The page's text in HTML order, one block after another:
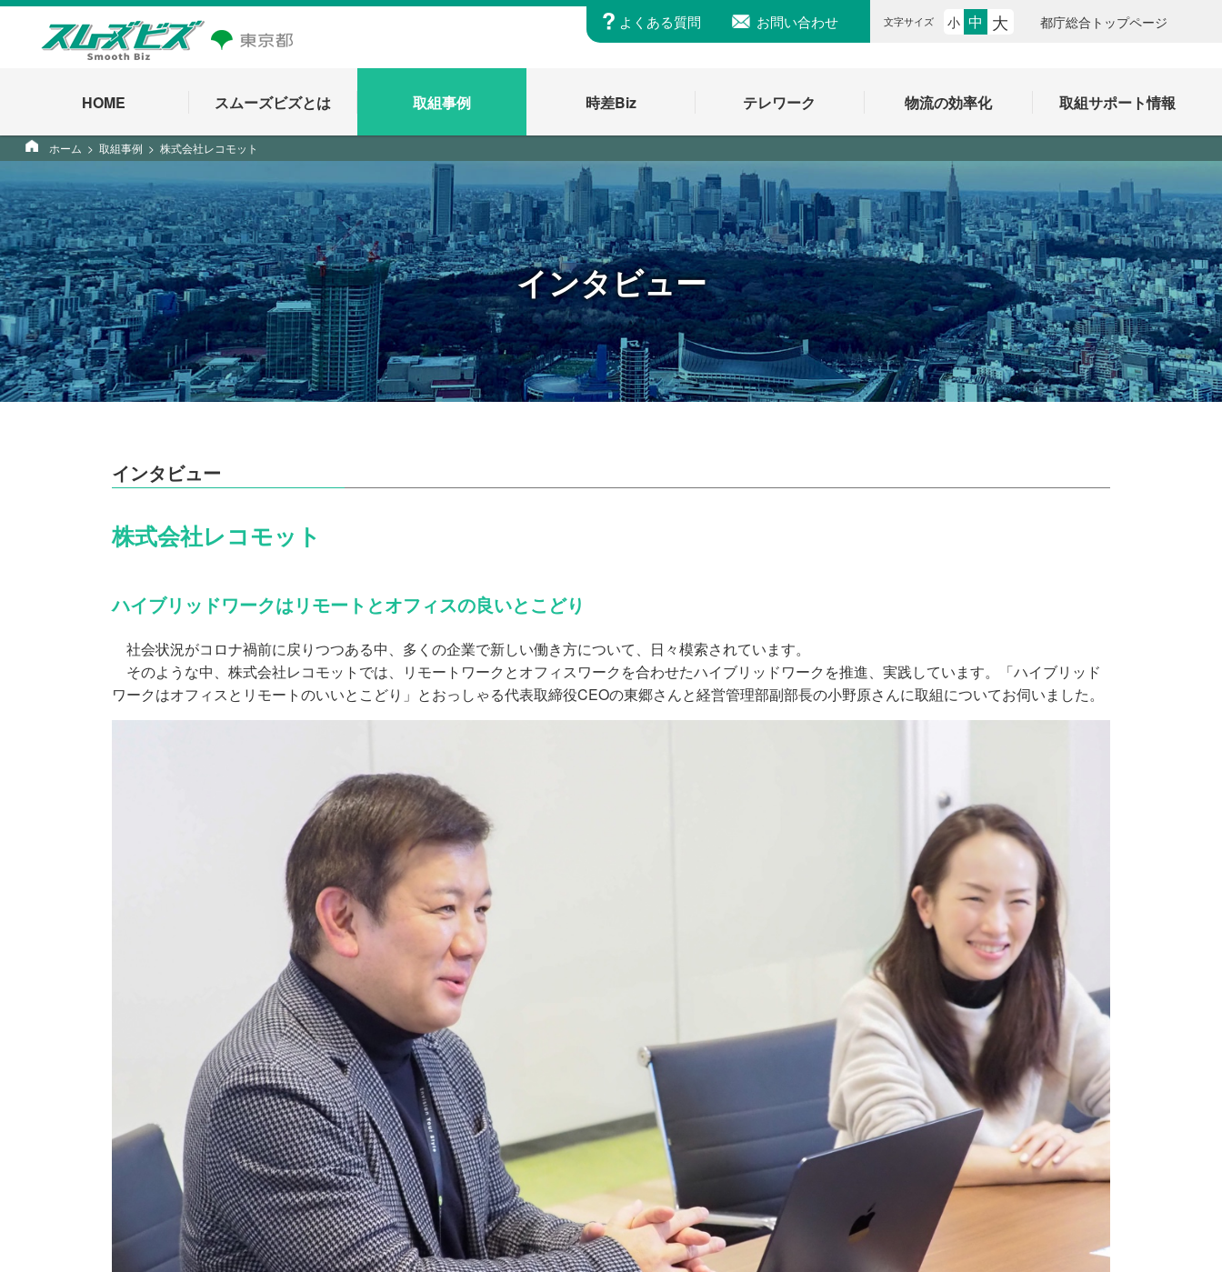
よくある質問 お問い合わせ 文字サイズ 小 中 大 都庁総合トップページ
HOME スムーズビズとは 取組事例 時差Biz テレワーク 物流の効率化 取組サポート情報
ホーム 取組事例 株式会社レコモット
インタビュー
インタビュー
株式会社レコモット
ハイブリッドワークはリモートとオフィスの良いとこどり
社会状況がコロナ禍前に戻りつつある中、多くの企業で新しい働き方について、日々模索されています。
そのような中、株式会社レコモットでは、リモートワークとオフィスワークを合わせたハイブリッドワークを推進、実践しています。「ハイブリッド
ワークはオフィスとリモートのいいとこどり」とおっしゃる代表取締役CEOの東郷さんと経営管理部副部長の小野原さんに取組についてお伺いました。